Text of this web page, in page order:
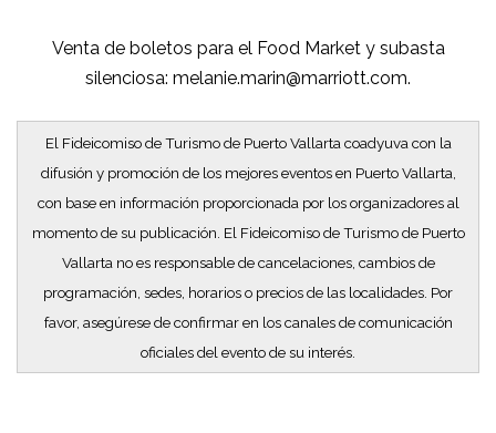
Venta de boletos para el Food Market y subasta
silenciosa: melanie.marin@marriott.com.
El Fideicomiso de Turismo de Puerto Vallarta coadyuva con la
difusión y promoción de los mejores eventos en Puerto Vallarta,
con base en información proporcionada por los organizadores al
momento de su publicación. El Fideicomiso de Turismo de Puerto
Vallarta no es responsable de cancelaciones, cambios de
programación, sedes, horarios o precios de las localidades. Por
favor, asegúrese de confirmar en los canales de comunicación
oficiales del evento de su interés.